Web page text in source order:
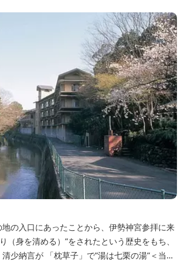
の入口にあったことから、伊勢神宮参拝に来
（身を清める）”をされたという歴史をもち、
少納言が 「枕草子」で”湯は七栗の湯”＜当時